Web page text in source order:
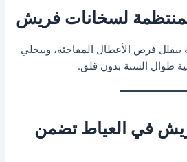
لسخانات فريش
بيقلل فرص الأعطال المفاجئة، وبيخلي
طوال السنة بدون قلق.
في العياط تضمن